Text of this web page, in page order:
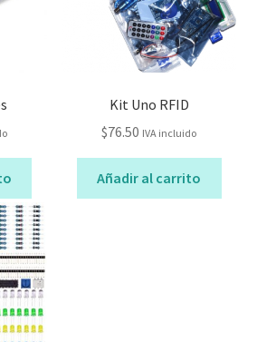
Kit Uno RFID
$76.50 IVA incluido
Añadir al carrito